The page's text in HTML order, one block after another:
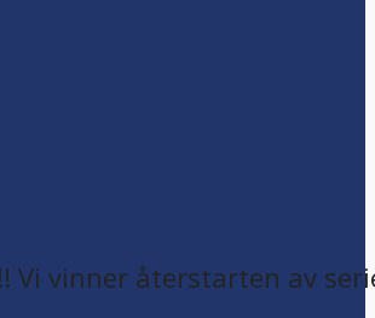
Vi vinner återstarten av